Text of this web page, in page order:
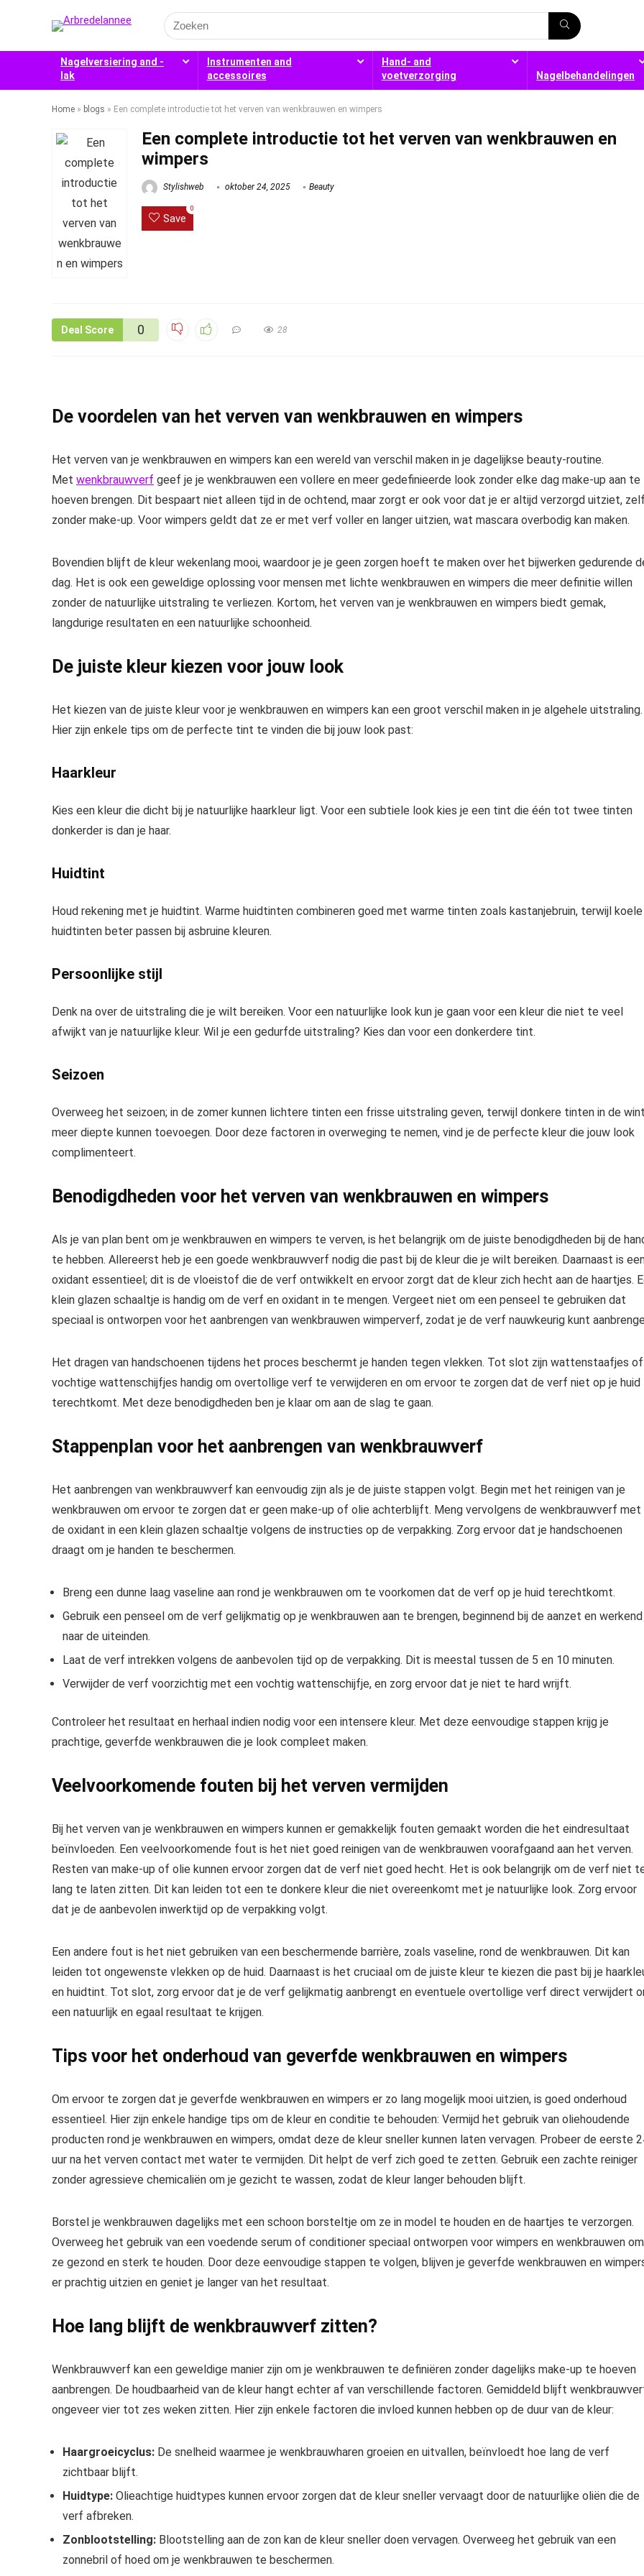
Search
for:
Nagelversiering and -
lak
Instrumenten and
accessoires
Hand- and
voetverzorging
Nagelbehandelingen
Home » blogs » Een complete introductie tot het verven van wenkbrauwen en wimpers
Een complete introductie tot het verven van wenkbrauwen en
wimpers
Stylishweb oktober 24, 2025 Beauty
Save
0
Deal Score 0 28
De voordelen van het verven van wenkbrauwen en wimpers
Het verven van je wenkbrauwen en wimpers kan een wereld van verschil maken in je dagelijkse beauty-routine.
Met wenkbrauwverf geef je je wenkbrauwen een vollere en meer gedefinieerde look zonder elke dag make-up aan te
hoeven brengen. Dit bespaart niet alleen tijd in de ochtend, maar zorgt er ook voor dat je er altijd verzorgd uitziet,
zonder make-up. Voor wimpers geldt dat ze er met verf voller en langer uitzien, wat mascara overbodig kan maken.
Bovendien blijft de kleur wekenlang mooi, waardoor je je geen zorgen hoeft te maken over het bijwerken gedurende
dag. Het is ook een geweldige oplossing voor mensen met lichte wenkbrauwen en wimpers die meer definitie willen
zonder de natuurlijke uitstraling te verliezen. Kortom, het verven van je wenkbrauwen en wimpers biedt gemak,
langdurige resultaten en een natuurlijke schoonheid.
De juiste kleur kiezen voor jouw look
Het kiezen van de juiste kleur voor je wenkbrauwen en wimpers kan een groot verschil maken in je algehele uitstraling.
Hier zijn enkele tips om de perfecte tint te vinden die bij jouw look past:
Haarkleur
Kies een kleur die dicht bij je natuurlijke haarkleur ligt. Voor een subtiele look kies je een tint die één tot twee tinten
donkerder is dan je haar.
Huidtint
Houd rekening met je huidtint. Warme huidtinten combineren goed met warme tinten zoals kastanjebruin, terwijl koele
huidtinten beter passen bij asbruine kleuren.
Persoonlijke stijl
Denk na over de uitstraling die je wilt bereiken. Voor een natuurlijke look kun je gaan voor een kleur die niet te veel
afwijkt van je natuurlijke kleur. Wil je een gedurfde uitstraling? Kies dan voor een donkerdere tint.
Seizoen
Overweeg het seizoen; in de zomer kunnen lichtere tinten een frisse uitstraling geven, terwijl donkere tinten in de
meer diepte kunnen toevoegen. Door deze factoren in overweging te nemen, vind je de perfecte kleur die jouw look
complimenteert.
Benodigdheden voor het verven van wenkbrauwen en wimpers
Als je van plan bent om je wenkbrauwen en wimpers te verven, is het belangrijk om de juiste benodigdheden bij de
te hebben. Allereerst heb je een goede wenkbrauwverf nodig die past bij de kleur die je wilt bereiken. Daarnaast is
oxidant essentieel; dit is de vloeistof die de verf ontwikkelt en ervoor zorgt dat de kleur zich hecht aan de haartjes.
klein glazen schaaltje is handig om de verf en oxidant in te mengen. Vergeet niet om een penseel te gebruiken dat
speciaal is ontworpen voor het aanbrengen van wenkbrauwen wimperverf, zodat je de verf nauwkeurig kunt
Het dragen van handschoenen tijdens het proces beschermt je handen tegen vlekken. Tot slot zijn wattenstaafjes of
vochtige wattenschijfjes handig om overtollige verf te verwijderen en om ervoor te zorgen dat de verf niet op je huid
terechtkomt. Met deze benodigdheden ben je klaar om aan de slag te gaan.
Stappenplan voor het aanbrengen van wenkbrauwverf
Het aanbrengen van wenkbrauwverf kan eenvoudig zijn als je de juiste stappen volgt. Begin met het reinigen van je
wenkbrauwen om ervoor te zorgen dat er geen make-up of olie achterblijft. Meng vervolgens de wenkbrauwverf met
de oxidant in een klein glazen schaaltje volgens de instructies op de verpakking. Zorg ervoor dat je handschoenen
draagt om je handen te beschermen.
Breng een dunne laag vaseline aan rond je wenkbrauwen om te voorkomen dat de verf op je huid terechtkomt.
Gebruik een penseel om de verf gelijkmatig op je wenkbrauwen aan te brengen, beginnend bij de aanzet en werkend
naar de uiteinden.
Laat de verf intrekken volgens de aanbevolen tijd op de verpakking. Dit is meestal tussen de 5 en 10 minuten.
Verwijder de verf voorzichtig met een vochtig wattenschijfje, en zorg ervoor dat je niet te hard wrijft.
Controleer het resultaat en herhaal indien nodig voor een intensere kleur. Met deze eenvoudige stappen krijg je
prachtige, geverfde wenkbrauwen die je look compleet maken.
Veelvoorkomende fouten bij het verven vermijden
Bij het verven van je wenkbrauwen en wimpers kunnen er gemakkelijk fouten gemaakt worden die het eindresultaat
beïnvloeden. Een veelvoorkomende fout is het niet goed reinigen van de wenkbrauwen voorafgaand aan het verven.
Resten van make-up of olie kunnen ervoor zorgen dat de verf niet goed hecht. Het is ook belangrijk om de verf niet
lang te laten zitten. Dit kan leiden tot een te donkere kleur die niet overeenkomt met je natuurlijke look. Zorg ervoor
dat je de aanbevolen inwerktijd op de verpakking volgt.
Een andere fout is het niet gebruiken van een beschermende barrière, zoals vaseline, rond de wenkbrauwen. Dit kan
leiden tot ongewenste vlekken op de huid. Daarnaast is het cruciaal om de juiste kleur te kiezen die past bij je
en huidtint. Tot slot, zorg ervoor dat je de verf gelijkmatig aanbrengt en eventuele overtollige verf direct verwijdert
een natuurlijk en egaal resultaat te krijgen.
Tips voor het onderhoud van geverfde wenkbrauwen en wimpers
Om ervoor te zorgen dat je geverfde wenkbrauwen en wimpers er zo lang mogelijk mooi uitzien, is goed onderhoud
essentieel. Hier zijn enkele handige tips om de kleur en conditie te behouden: Vermijd het gebruik van oliehoudende
producten rond je wenkbrauwen en wimpers, omdat deze de kleur sneller kunnen laten vervagen. Probeer de eerste
uur na het verven contact met water te vermijden. Dit helpt de verf zich goed te zetten. Gebruik een zachte reiniger
zonder agressieve chemicaliën om je gezicht te wassen, zodat de kleur langer behouden blijft.
Borstel je wenkbrauwen dagelijks met een schoon borsteltje om ze in model te houden en de haartjes te verzorgen.
Overweeg het gebruik van een voedende serum of conditioner speciaal ontworpen voor wimpers en wenkbrauwen om
ze gezond en sterk te houden. Door deze eenvoudige stappen te volgen, blijven je geverfde wenkbrauwen en
er prachtig uitzien en geniet je langer van het resultaat.
Hoe lang blijft de wenkbrauwverf zitten?
Wenkbrauwverf kan een geweldige manier zijn om je wenkbrauwen te definiëren zonder dagelijks make-up te hoeven
aanbrengen. De houdbaarheid van de kleur hangt echter af van verschillende factoren. Gemiddeld blijft
ongeveer vier tot zes weken zitten. Hier zijn enkele factoren die invloed kunnen hebben op de duur van de kleur:
Haargroeicyclus: De snelheid waarmee je wenkbrauwharen groeien en uitvallen, beïnvloedt hoe lang de verf
zichtbaar blijft.
Huidtype: Olieachtige huidtypes kunnen ervoor zorgen dat de kleur sneller vervaagt door de natuurlijke oliën die de
verf afbreken.
Zonblootstelling: Blootstelling aan de zon kan de kleur sneller doen vervagen. Overweeg het gebruik van een
zonnebril of hoed om je wenkbrauwen te beschermen.